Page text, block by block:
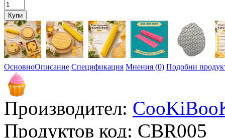
ОсновноОписание Спецификация Мнения (0) Подобни
Производител:
Продуктов код: CBR005